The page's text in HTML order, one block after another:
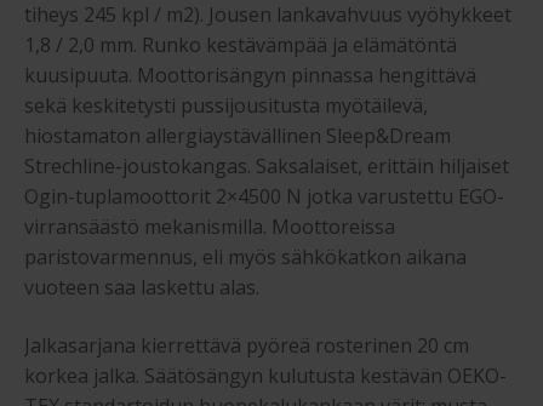
tiheys 245 kpl / m2). Jousen lankavahvuus vyöhykkeet
1,8 / 2,0 mm. Runko kestävämpää ja elämätöntä
kuusipuuta. Moottorisängyn pinnassa hengittävä
sekä keskitetysti pussijousitusta myötäilevä,
hiostamaton allergiaystävällinen Sleep&Dream
Strechline-joustokangas. Saksalaiset, erittäin hiljaiset
Ogin-tuplamoottorit 2×4500 N jotka varustettu EGO-
virransäästö mekanismilla. Moottoreissa
paristovarmennus, eli myös sähkökatkon aikana
vuoteen saa laskettu alas.
Jalkasarjana kierrettävä pyöreä rosterinen 20 cm
korkea jalka. Säätösängyn kulutusta kestävän OEKO-